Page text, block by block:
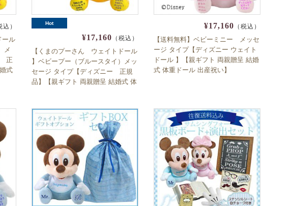
込）
ール
メ
正
式
Hot
¥17,160 （税込）
【くまのプーさん ウェイトドール
】ベビープー（ブルースタイ）メッ
セージ タイプ【ディズニー 正規
品】【親ギフト 両親贈呈 結婚式 体
¥17,160 （税込）
【送料無料】ベビーミニー メッセ
ージ タイプ【ディズニー ウェイト
ドール 】【親ギフト 両親贈呈 結婚
式 体重ドール 出産祝い】